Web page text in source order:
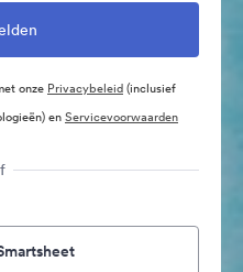
onze Privacybeleid(inclusief
enServicevoorwaarden